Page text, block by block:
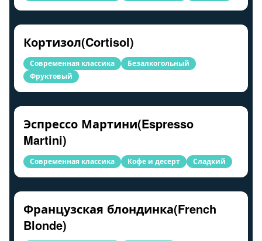
Кортизол(Cortisol)
Современная классика
Безалкогольный
Фруктовый
Эспрессо Мартини(Espresso
Martini)
Современная классика Кофе и десерт Сладкий
Французская блондинка(French
Blonde)